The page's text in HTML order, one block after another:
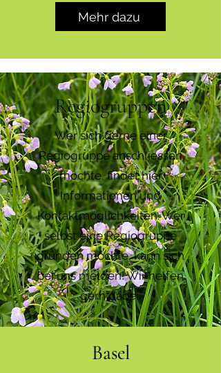
Mehr dazu
Regiogruppen
Wer sich gerne einer
Regiogruppe anschliessen
möchte, findet hier
Informationen und
Kontaktmöglichkeiten. Wer
selbst eine Regiogruppe
gründen möchte, kann sich
bei uns melden! Wir helfen
gern dabei.​
Basel